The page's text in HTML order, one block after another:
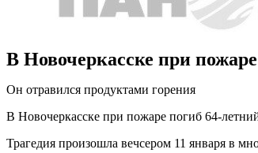
В Новочеркасске при
Он отравился продуктами горения
В Новочеркасске при пожаре погиб 64-
Трагедия произошла вечсером 11 января в